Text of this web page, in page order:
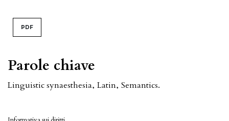
Parole chiave
Linguistic synaesthesia, Latin, Semantics.
PDF